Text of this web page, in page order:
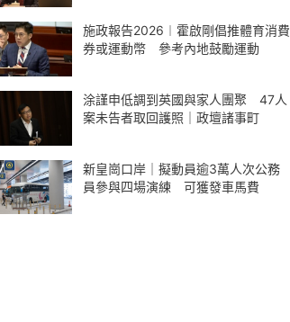
施政報告2026︱霍啟剛倡推體育消費
券或運動幣 參考內地鼓勵運動
涂謹申低調到英國與家人團聚 47人
案未告者取回護照｜政壇諸事町
新皇崗口岸｜擬動員逾3萬人次公務
員參與四場演練 可獲發車馬費